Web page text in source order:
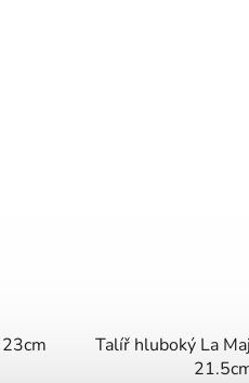
Talíř hluboký La